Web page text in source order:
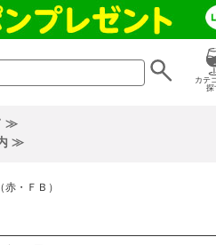
カテ
探
≫
≫
・ＦＢ）